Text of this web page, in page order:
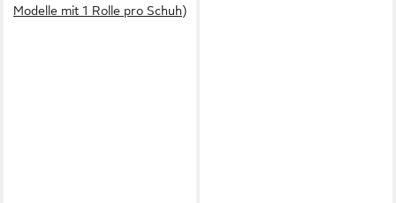
Modelle mit 1 Rolle pro Schuh)